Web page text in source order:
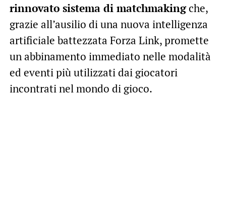
rinnovato sistema di matchmakingche,
grazie all’ausilio di una nuova intelligenza
artificiale battezzata Forza Link, promette
un abbinamento immediato nelle modalità
ed eventi più utilizzati dai giocatori
incontrati nel mondo di gioco.